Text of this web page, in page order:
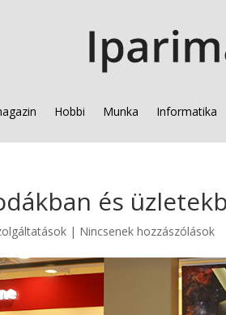
Hobbi Munka Informatika
és
| Nincsenek hozzászólások